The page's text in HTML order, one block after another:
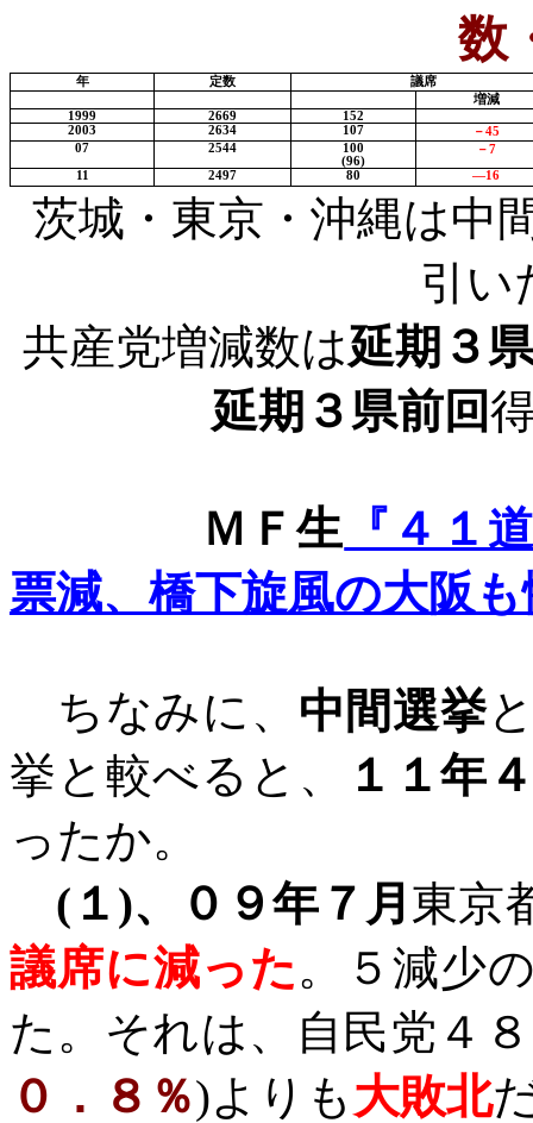
数
年 定数
議席
増減
1999
2669
152
2003
2634 107 －45
07
2544
100
(96)
－7
11
2497 80 ―16
茨城・東京・沖縄は中
引い
共産党増減数は延期３県
延期３県前回
ＭＦ生 『４１
票減、橋下旋風の大阪
ちなみに、 中間選挙
挙と較べると、
１１年
ったか。
( １ )、０９年７月 東京
議席に減った。５減少
た。それは、
自民党４
０．８％)よりも 大敗北